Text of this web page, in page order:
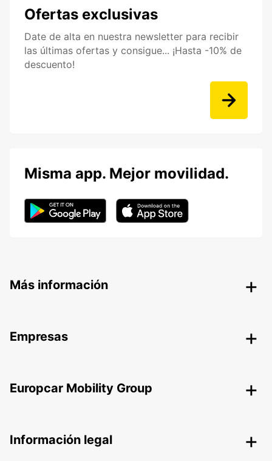
Ofertas exclusivas
Date de alta en nuestra newsletter para recibir
las últimas ofertas y consigue... ¡Hasta -10% de
descuento!
Misma app. Mejor movilidad.
Más información
Empresas
Europcar Mobility Group
Información legal